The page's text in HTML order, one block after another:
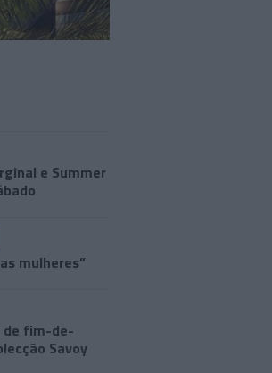
e Summer
mulheres”
de fim-de-
Savoy